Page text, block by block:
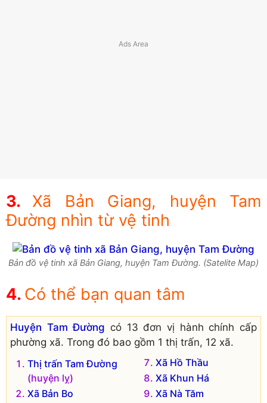
Xã Bản Giang, huyện Tam
Đường nhìn từ vệ tinh
Bản đồ vệ tinh xã Bản Giang, huyện Tam Đường. (Satelite Map)
Có thể bạn quan tâm
Huyện Tam Đường có 13 đơn vị hành chính cấp
phường xã. Trong đó bao gồm 1 thị trấn, 12 xã.
Thị trấn Tam Đường
(huyện lỵ)
Xã Bản Bo
Xã Hồ Thầu
Xã Khun Há
Xã Nà Tăm